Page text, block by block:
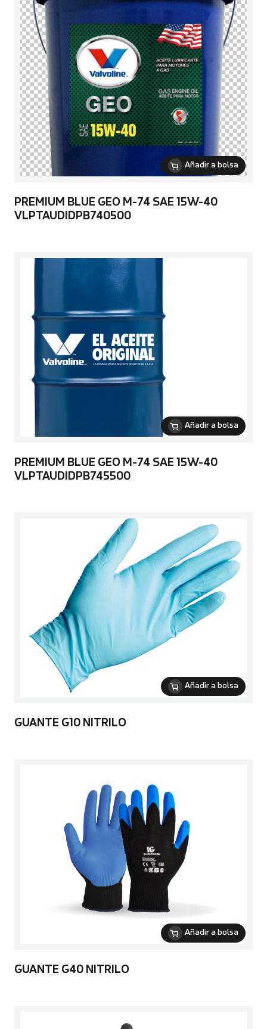
Añadir a bolsa
PREMIUM BLUE GEO M-74 SAE 15W-40
VLPTAUDIDPB740500
Añadir a bolsa
PREMIUM BLUE GEO M-74 SAE 15W-40
VLPTAUDIDPB745500
Añadir a bolsa
GUANTE G10 NITRILO
Añadir a bolsa
GUANTE G40 NITRILO